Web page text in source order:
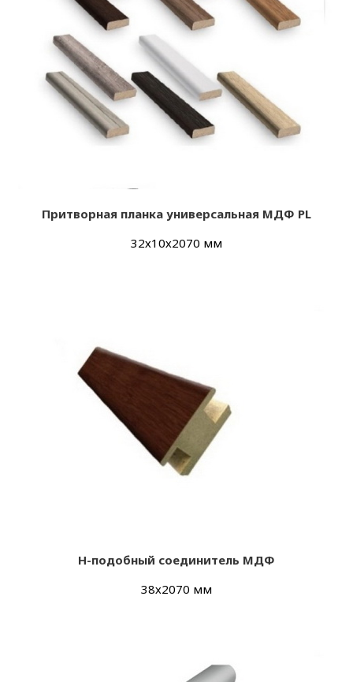
Притворная планка универсальная МДФ PL
32х10х2070 мм
Н-подобный соединитель МДФ
38х2070 мм